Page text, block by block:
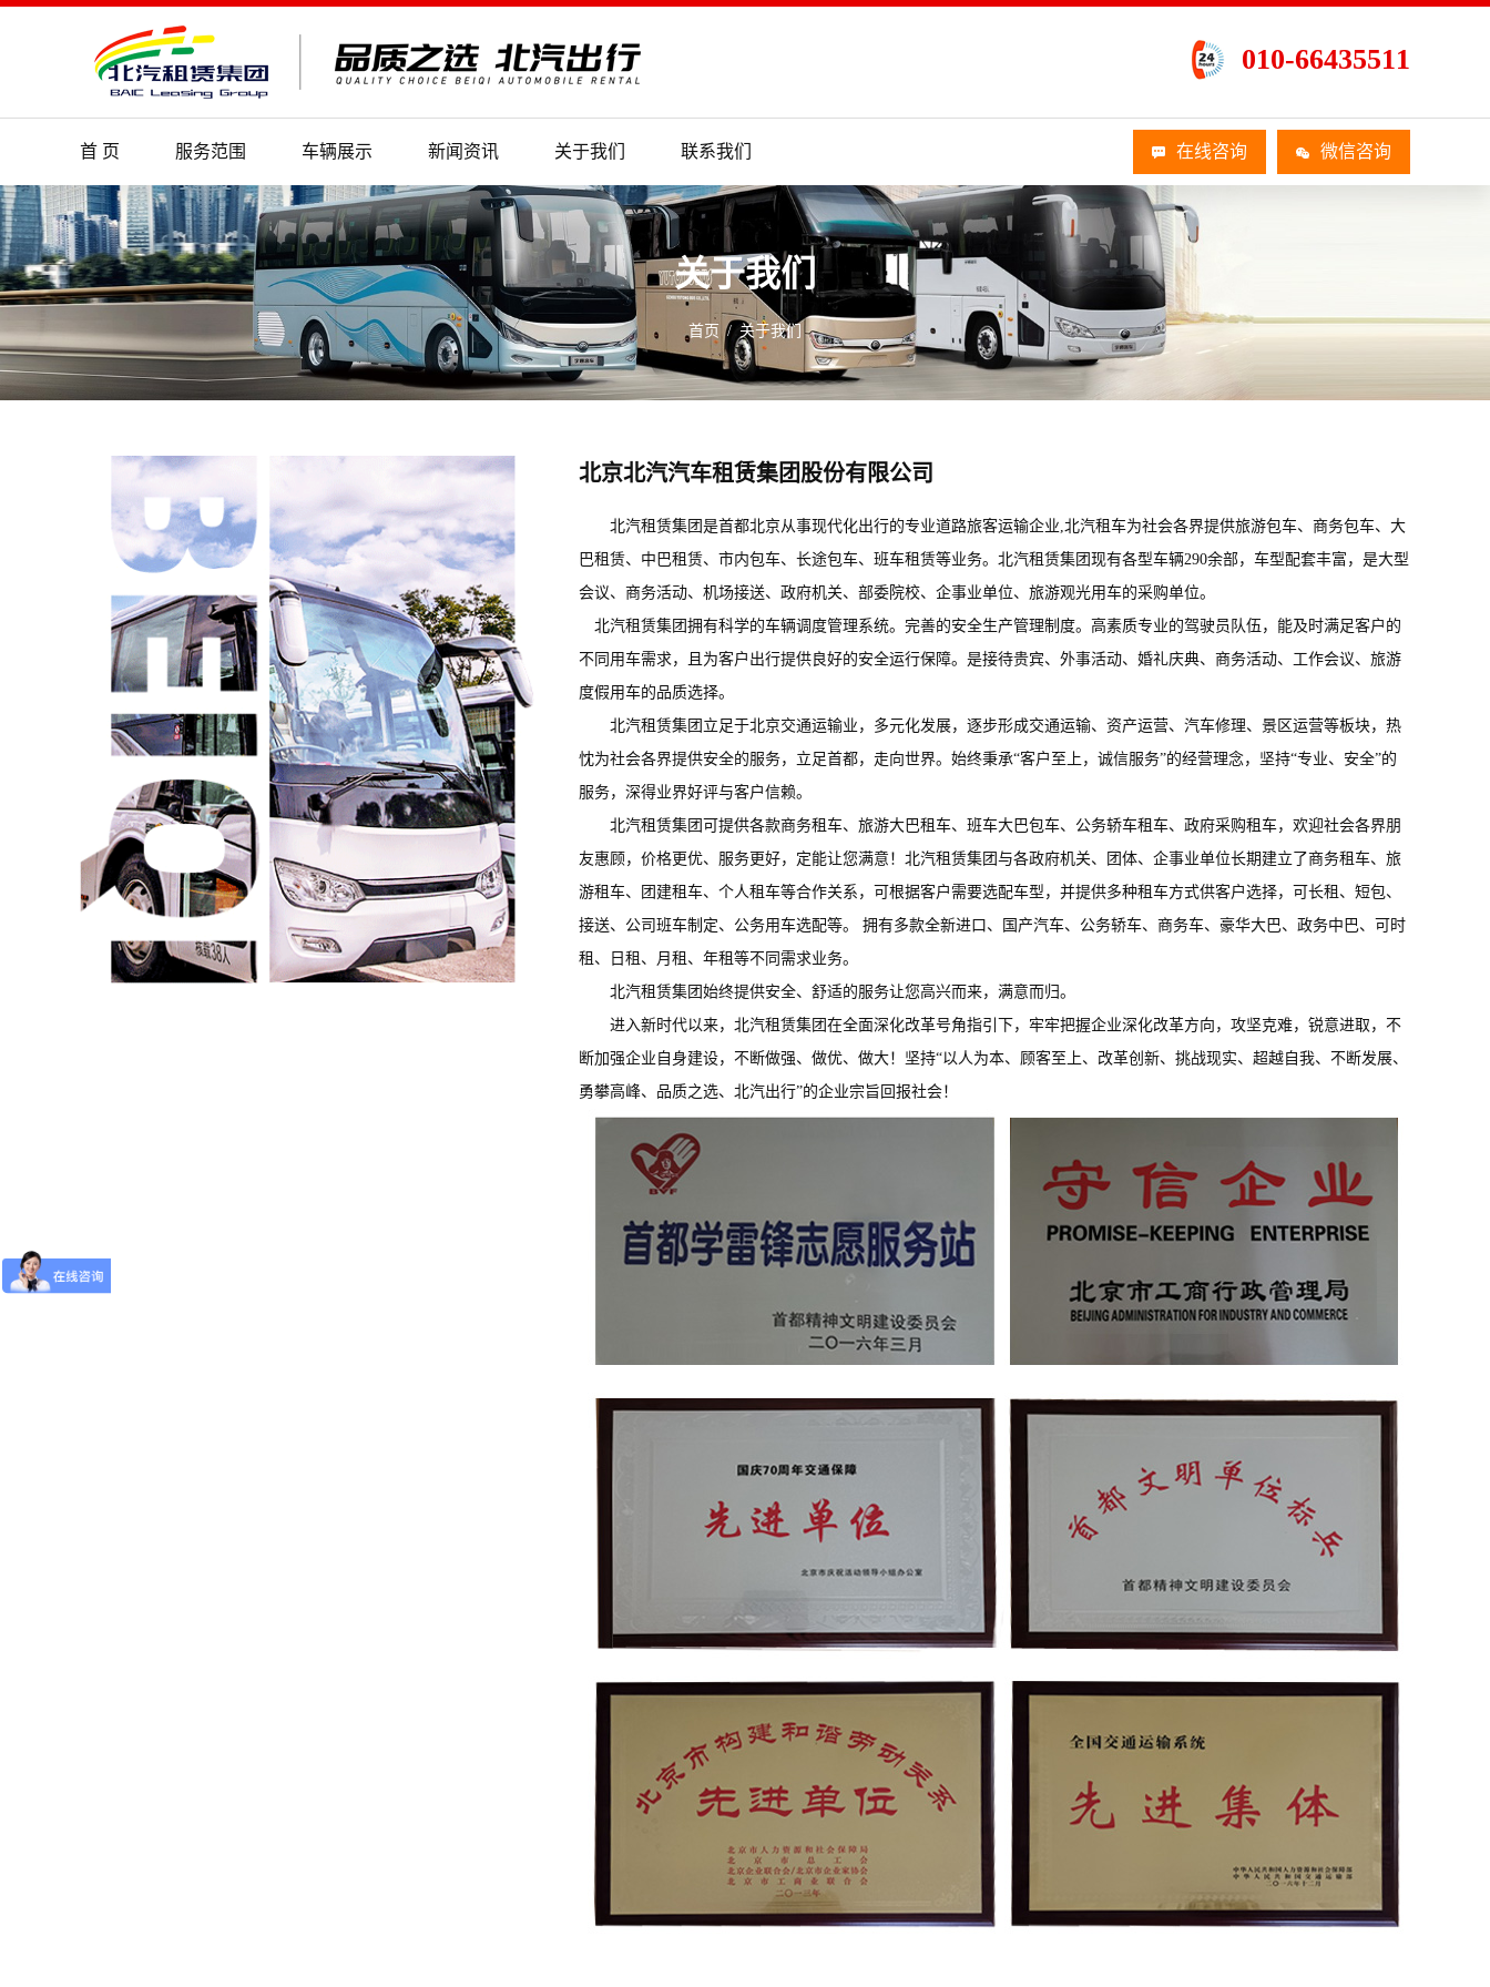
010-66435511
首 页 服务范围 车辆展示 新闻资讯 关于我们 联系我们 在线咨询 微信咨询
关于我们
首页 关于我们
北京北汽汽车租赁集团股份有限公司
北汽租赁集团是首都北京从事现代化出行的专业道路旅客运输企业,北汽租车为社会各界提供旅游包车、商务包车、大
巴租赁、中巴租赁、市内包车、长途包车、班车租赁等业务。北汽租赁集团现有各型车辆290余部，车型配套丰富，是大型
会议、商务活动、机场接送、政府机关、部委院校、企事业单位、旅游观光用车的采购单位。
北汽租赁集团拥有科学的车辆调度管理系统。完善的安全生产管理制度。高素质专业的驾驶员队伍，能及时满足客户的
不同用车需求，且为客户出行提供良好的安全运行保障。是接待贵宾、外事活动、婚礼庆典、商务活动、工作会议、旅游
度假用车的品质选择。
北汽租赁集团立足于北京交通运输业，多元化发展，逐步形成交通运输、资产运营、汽车修理、景区运营等板块， 热
忱为社会各界提供安全的服务，立足首都，走向世界。始终秉承“客户至上，诚信服务”的经营理念，坚持“专业、安全”的
服务，深得业界好评与客户信赖。
北汽租赁集团可提供各款商务租车、旅游大巴租车、班车大巴包车、公务轿车租车、政府采购租车，欢迎社会各界朋
友惠顾，价格更优、服务更好，定能让您满意！北汽租赁集团与各政府机关、团体、企事业单位长期建立了商务租车、旅
游租车、团建租车、 个人租车等合作关系，可根据客户需要选配车型，并提供多种租车方式供客户选择，可长租、短包、
接送、公司班车制定、公务用车选配等。 拥有多款全新进口、国产汽车、公务轿车、商务车、豪华大巴、政务中巴、可时
租、日租、月租、年租等不同需求业务。
北汽租赁集团始终提供安全、舒适的服务让您高兴而来，满意而归。
进入新时代以来，北汽租赁集团在全面深化改革号角指引下，牢牢把握企业深化改革方向，攻坚克难，锐意进取，不
断加强企业自身建设，不断做强、做优、做大！坚持“以人为本、顾客至上、改革创新、挑战现实、超越自我、不断发展、
勇攀高峰、品质之选、北汽出行”的企业宗旨回报社会！